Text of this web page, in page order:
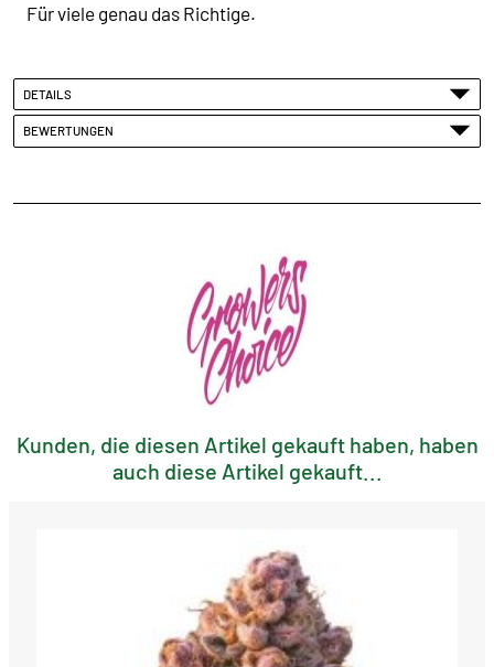
Für viele genau das Richtige.
DETAILS
BEWERTUNGEN
Kunden, die diesen Artikel gekauft haben, haben
auch diese Artikel gekauft...